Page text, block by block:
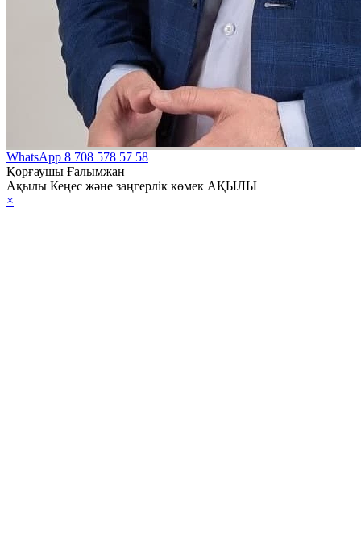
WhatsApp 8 708 578 57 58
Қорғаушы Ғалымжан
Ақылы Кеңес және заңгерлік көмек АҚЫЛЫ
×